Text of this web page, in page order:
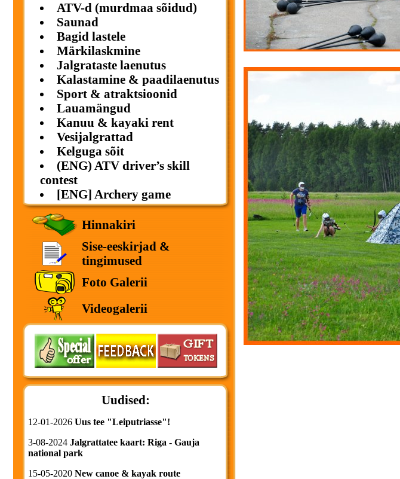
ATV-d (murdmaa sõidud)
Saunad
Bagid lastele
Märkilaskmine
Jalgrataste laenutus
Kalastamine & paadilaenutus
Sport & atraktsioonid
Lauamängud
Kanuu & kayaki rent
Vesijalgrattad
Kelguga sõit
(ENG) ATV driver’s skill
contest
[ENG] Archery game
Hinnakiri
Sise-eeskirjad &
tingimused
Foto Galerii
Videogalerii
Uudised:
12-01-2026 Uus tee "Leiputriasse"!
3-08-2024 Jalgrattatee kaart: Riga - Gauja
national park
15-05-2020 New canoe & kayak route